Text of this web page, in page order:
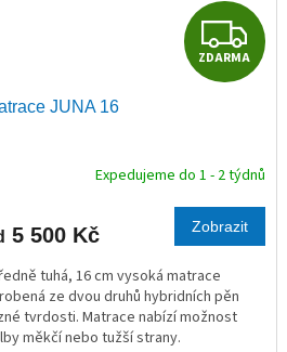
Z
D
R
M
A
ZDARMA
JUNA 16
Expedujeme do 1 - 2 týdnů
5 500 Kč Zobrazit
tuhá, 16 cm vysoká matrace
ze dvou druhů hybridních pěn
tvrdosti. Matrace nabízí možnost
měkčí nebo tužší strany.